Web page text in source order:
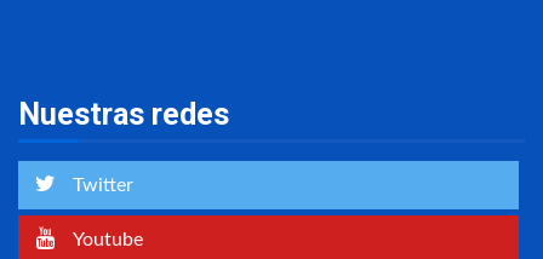
Nuestras redes
Twitter
Youtube